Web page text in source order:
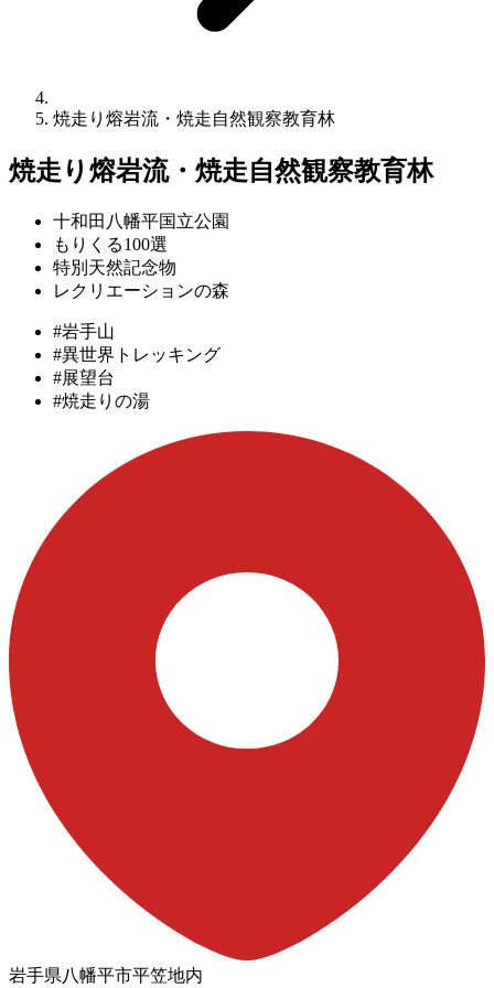
焼走り熔岩流・焼⾛⾃然観察教育林
焼走り熔岩流・焼⾛⾃然観察教育林
十和田八幡平国立公園
もりくる100選
特別天然記念物
レクリエーションの森
#岩手山
#異世界トレッキング
#展望台
#焼走りの湯
岩手県八幡平市平笠地内